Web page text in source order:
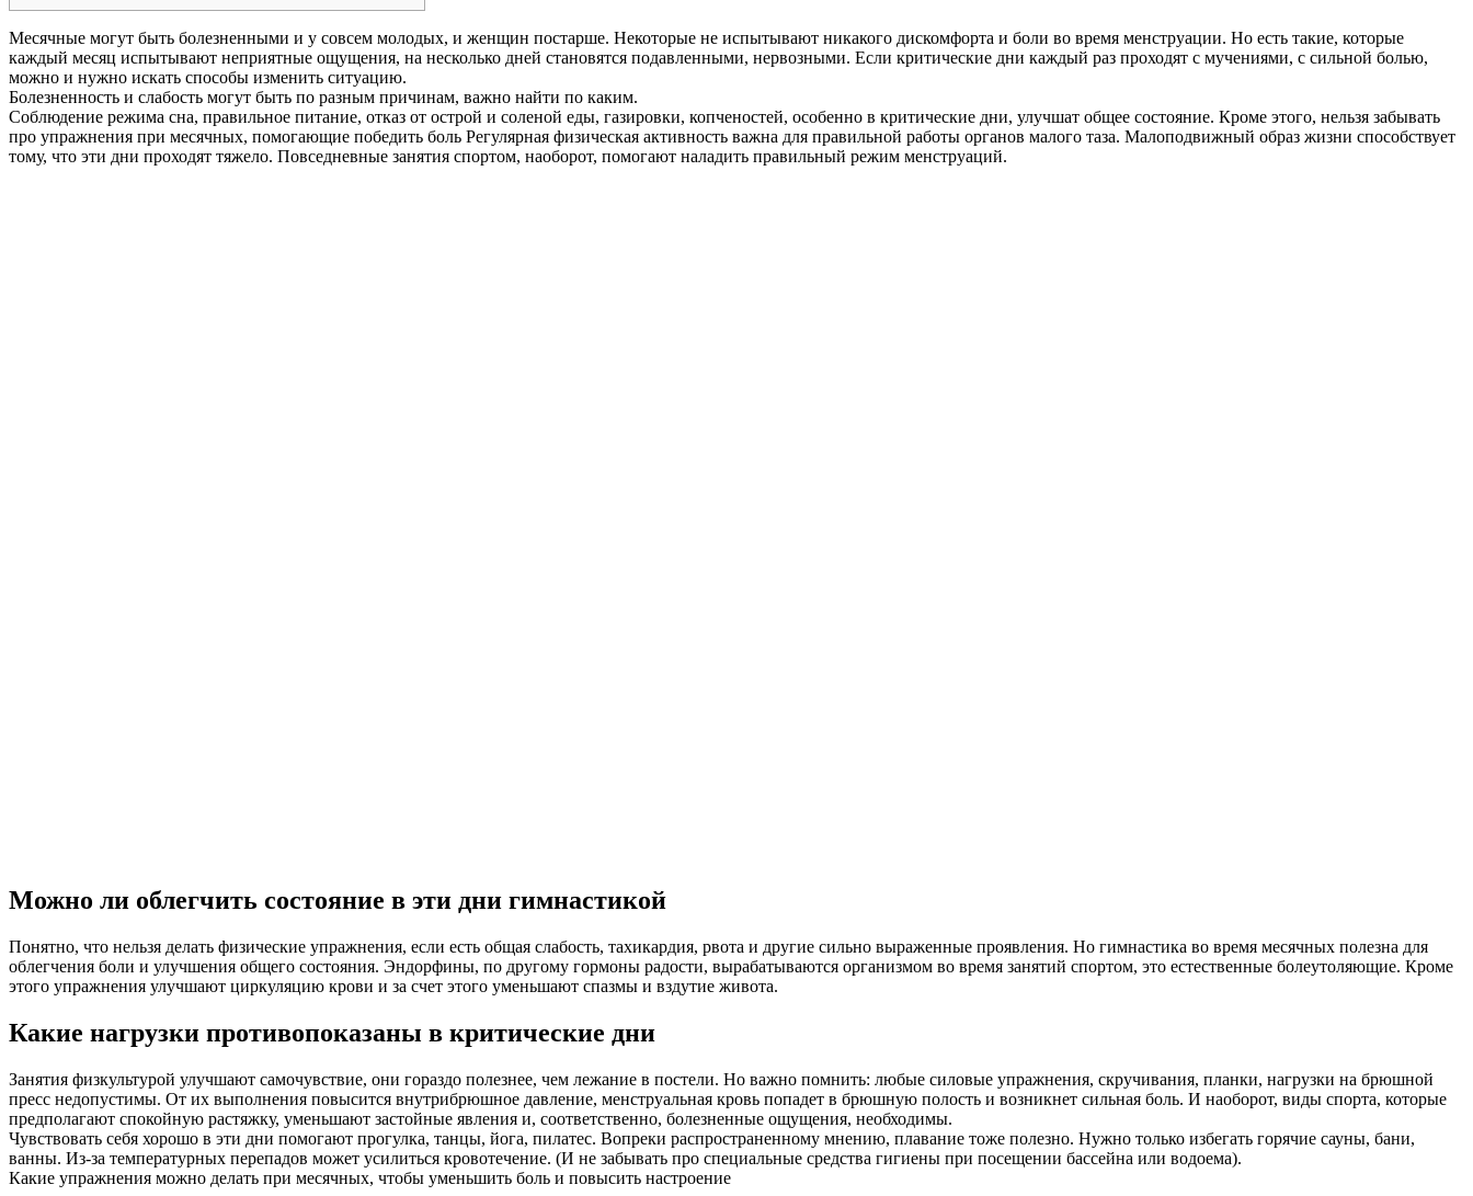
Месячные могут быть болезненными и у совсем молодых, и женщин постарше. Некоторые не испытывают никакого дискомфорта и боли во время менструации. Но есть такие, которые
каждый месяц испытывают неприятные ощущения, на несколько дней становятся подавленными, нервозными. Если критические дни каждый раз проходят с мучениями, с сильной болью,
можно и нужно искать способы изменить ситуацию.
Болезненность и слабость могут быть по разным причинам, важно найти по каким.
Соблюдение режима сна, правильное питание, отказ от острой и соленой еды, газировки, копченостей, особенно в критические дни, улучшат общее состояние. Кроме этого, нельзя забывать
про упражнения при месячных, помогающие победить боль Регулярная физическая активность важна для правильной работы органов малого таза. Малоподвижный образ жизни способствует
тому, что эти дни проходят тяжело. Повседневные занятия спортом, наоборот, помогают наладить правильный режим менструаций.
Можно ли облегчить состояние в эти дни гимнастикой
Понятно, что нельзя делать физические упражнения, если есть общая слабость, тахикардия, рвота и другие сильно выраженные проявления. Но гимнастика во время месячных полезна для
облегчения боли и улучшения общего состояния. Эндорфины, по другому гормоны радости, вырабатываются организмом во время занятий спортом, это естественные болеутоляющие. Кроме
этого упражнения улучшают циркуляцию крови и за счет этого уменьшают спазмы и вздутие живота.
Какие нагрузки противопоказаны в критические дни
Занятия физкультурой улучшают самочувствие, они гораздо полезнее, чем лежание в постели. Но важно помнить: любые силовые упражнения, скручивания, планки, нагрузки на брюшной
пресс недопустимы. От их выполнения повысится внутрибрюшное давление, менструальная кровь попадет в брюшную полость и возникнет сильная боль. И наоборот, виды спорта, которые
предполагают спокойную растяжку, уменьшают застойные явления и, соответственно, болезненные ощущения, необходимы.
Чувствовать себя хорошо в эти дни помогают прогулка, танцы, йога, пилатес. Вопреки распространенному мнению, плавание тоже полезно. Нужно только избегать горячие сауны, бани,
ванны. Из-за температурных перепадов может усилиться кровотечение. (И не забывать про специальные средства гигиены при посещении бассейна или водоема).
Какие упражнения можно делать при месячных, чтобы уменьшить боль и повысить настроение